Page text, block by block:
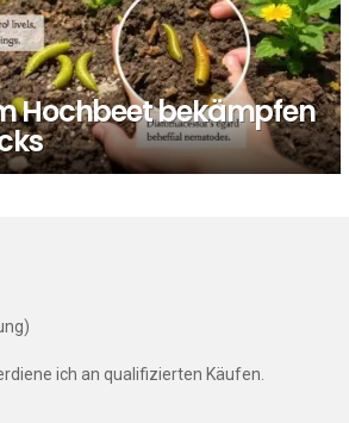
Hochbeet bekämpfen
ich an qualifizierten Käufen.